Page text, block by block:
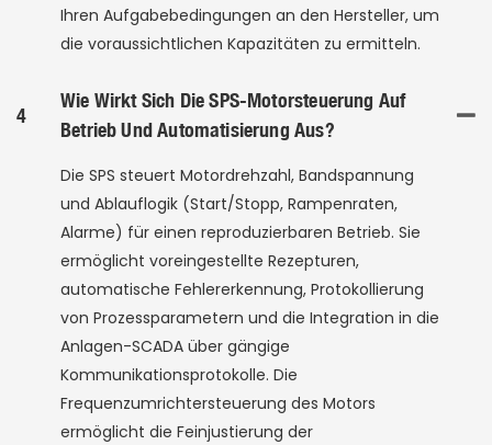
Ihren Aufgabebedingungen an den Hersteller, um
die voraussichtlichen Kapazitäten zu ermitteln.
4
Wie Wirkt Sich Die SPS-Motorsteuerung Auf
Betrieb Und Automatisierung Aus?
Die SPS steuert Motordrehzahl, Bandspannung
und Ablauflogik (Start/Stopp, Rampenraten,
Alarme) für einen reproduzierbaren Betrieb. Sie
ermöglicht voreingestellte Rezepturen,
automatische Fehlererkennung, Protokollierung
von Prozessparametern und die Integration in die
Anlagen-SCADA über gängige
Kommunikationsprotokolle. Die
Frequenzumrichtersteuerung des Motors
ermöglicht die Feinjustierung der